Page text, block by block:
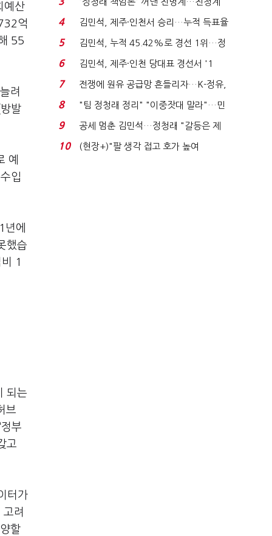
예산
억
55
려
방발
예
입
년에
했습
1
되는
브
정부
고
터가
려
할
는 추가투표 때리기...
4
김민석, 제주·인천서 승리…누적 득표율
'1위 탈환'(종합)...
5
김민석, 누적 45.42%로 경선 1위…정
청래와 격차 0.86%p(...
6
김민석, 제주·인천 당대표 경선서 '1
위'(1보)...
7
전쟁에 원유 공급망 흔들리자…K-정유,
에너지안보 핵심...
8
"팀 정청래 정리" "이중잣대 말라"…민
주 최고위원 계파 다...
9
공세 멈춘 김민석…정청래 "갈등은 제
가 수습"
10
(현장+)"팔 생각 접고 호가 높여